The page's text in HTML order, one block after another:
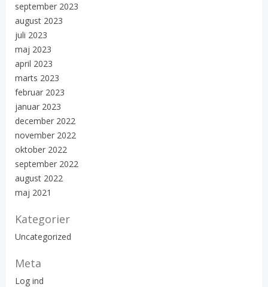
september 2023
august 2023
juli 2023
maj 2023
april 2023
marts 2023
februar 2023
januar 2023
december 2022
november 2022
oktober 2022
september 2022
august 2022
maj 2021
Kategorier
Uncategorized
Meta
Log ind